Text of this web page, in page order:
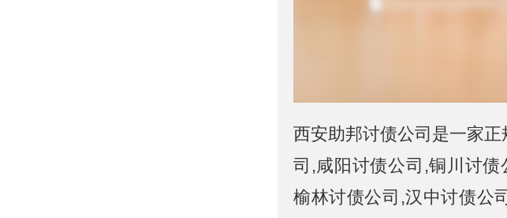
西安助邦讨债公司是一家
司,咸阳讨债公司,铜川讨
榆林讨债公司,汉中讨债公